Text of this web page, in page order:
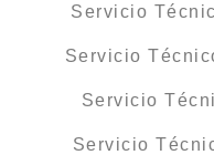
Servicio
Servicio
Servicio
Servicio